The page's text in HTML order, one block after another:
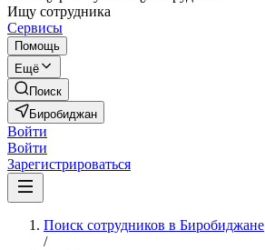
Ищу сотрудника
Сервисы
Помощь
Ещё
Поиск
Биробиджан
Войти
Войти
Зарегистрироваться
Поиск сотрудников в Биробиджане
/